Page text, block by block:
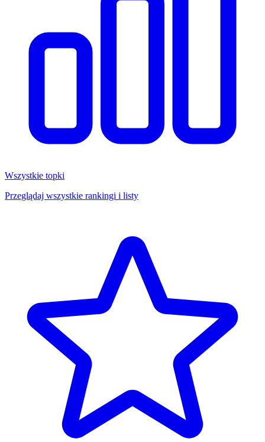
Wszystkie topki
Przeglądaj wszystkie rankingi i listy